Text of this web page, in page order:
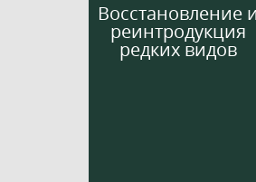
Восстановление
реинтродукция
редких видов